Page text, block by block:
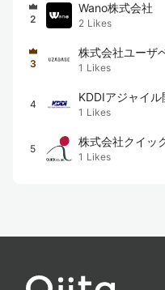
2
Wano株式会社
2 Likes
3
株式会社ユーザ
1 Likes
4
KDDIアジャイ
1 Likes
5
株式会社クイッ
1 Likes